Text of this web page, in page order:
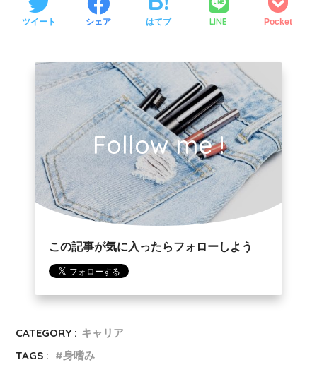
ツイート シェア はてブ LINE Pocket
Follow me !
この記事が気に入ったらフォローしよう
CATEGORY : キャリア
TAGS :
身嗜み